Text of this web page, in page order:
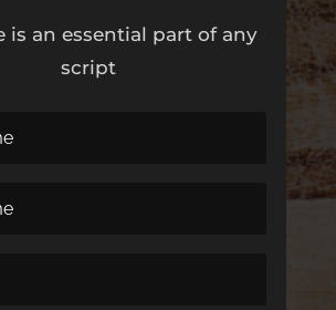
is an essential part of any
script